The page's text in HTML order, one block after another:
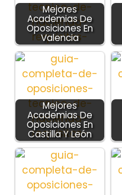
Mejores
Academias De
Oposiciones En
Valencia
Mejores
Academias De
Oposiciones En
Castilla Y León